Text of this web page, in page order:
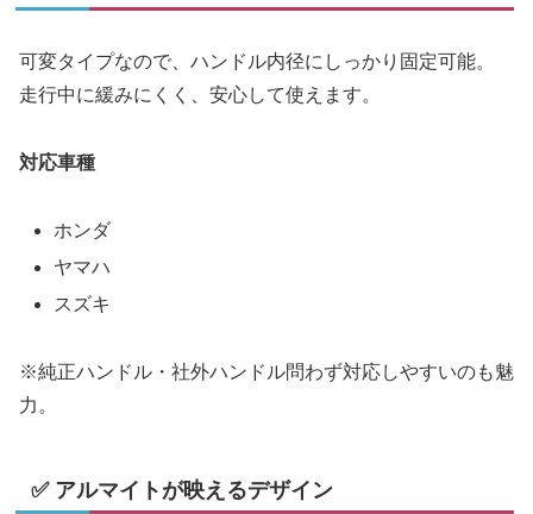
可変タイプなので、ハンドル内径にしっかり固定可能。
走行中に緩みにくく、安心して使えます。
対応車種
ホンダ
ヤマハ
スズキ
※純正ハンドル・社外ハンドル問わず対応しやすいのも魅
力。
✅ アルマイトが映えるデザイン